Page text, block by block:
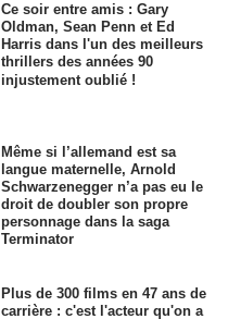
Ce soir entre amis : Gary
Oldman, Sean Penn et Ed
Harris dans l'un des meilleurs
thrillers des années 90
injustement oublié !
Même si l’allemand est sa
langue maternelle, Arnold
Schwarzenegger n’a pas eu le
droit de doubler son propre
personnage dans la saga
Terminator
Plus de 300 films en 47 ans de
carrière : c'est l'acteur qu'on a